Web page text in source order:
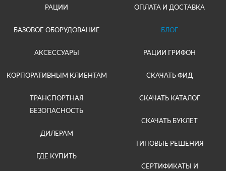
РАЦИИ
БАЗОВОЕ ОБОРУДОВАНИЕ
АКСЕССУАРЫ
КОРПОРАТИВНЫМ КЛИЕНТАМ
ТРАНСПОРТНАЯ
БЕЗОПАСНОСТЬ
ДИЛЕРАМ
ГДЕ КУПИТЬ
ОПЛАТА И ДОСТАВКА
БЛОГ
РАЦИИ ГРИФОН
СКАЧАТЬ ФИД
СКАЧАТЬ КАТАЛОГ
СКАЧАТЬ БУКЛЕТ
ТИПОВЫЕ РЕШЕНИЯ
СЕРТИФИКАТЫ И